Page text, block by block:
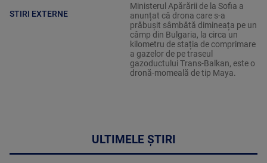
STIRI EXTERNE
Ministerul Apărării de la Sofia a
anunțat că drona care s-a
prăbușit sâmbătă dimineața pe un
câmp din Bulgaria, la circa un
kilometru de stația de comprimare
a gazelor de pe traseul
gazoductului Trans-Balkan, este o
dronă-momeală de tip Maya.
ULTIMELE ȘTIRI